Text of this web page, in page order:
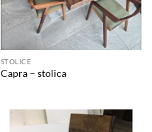
STOLICE
Capra – stolica